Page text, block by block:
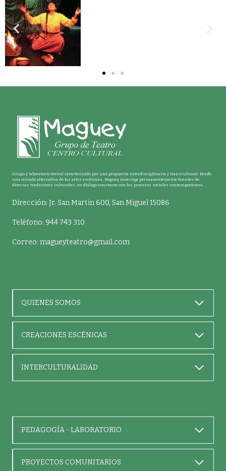
Grupo y laboratorio teatral caracterizado por una propuesta interdisciplinaria y transcultural. Desde
una mirada alternativa de las artes escénicas, Maguey investiga permanentemente fuentes de
diversas tradiciones culturales, en diálogo constante con los procesos sociales contemporáneos.
Dirección: Jr. San Martin 600, San Miguel 15086
Teléfono: 944 743 310
Correo: magueyteatro@gmail.com
QUIENES SOMOS
CREACIONES ESCÉNICAS
INTERCULTURALIDAD
PEDAGOGÍA - LABORATORIO
PROYECTOS COMUNITARIOS